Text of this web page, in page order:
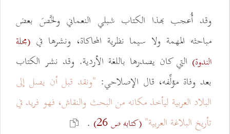
وقد أُعجب بهذا الكتاب شبلي النعماني ولخَّصَ بعض
مباحثه المهمة ولا سيما نظرية المحاكاة، ونشرها في (مجلة
الندوة) التي كان يصدرها باللغة الأردية. وقد نشر الكتاب
بعد وفاة مؤلِّفه، قال الإصلاحي: "ونقد قبل أن يصل إلى
البلاد العربية ليأخذ مكانه من البحث والنقاش، فهو فريد في
تأريخ البلاغة العربية"(كتابه ص 26)
.